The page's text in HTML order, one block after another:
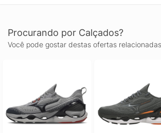
Procurando por Calçados?
Você pode gostar destas ofertas